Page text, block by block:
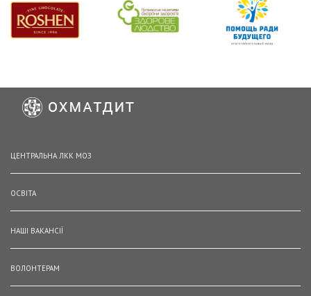
ЦЕНТРАЛЬНА ЛКК МОЗ
ОСВІТА
НАШІ ВАКАНСІЇ
ВОЛОНТЕРАМ